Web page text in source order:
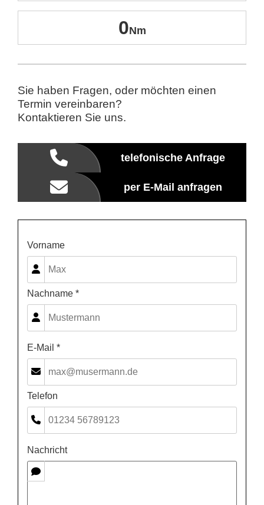
0
Sie haben Fragen, oder möchten einen
Termin vereinbaren?
Kontaktieren Sie uns.
telefonische Anfrage
per E-Mail anfragen
Vorname
Nachname *
E-Mail *
Telefon
Nachricht